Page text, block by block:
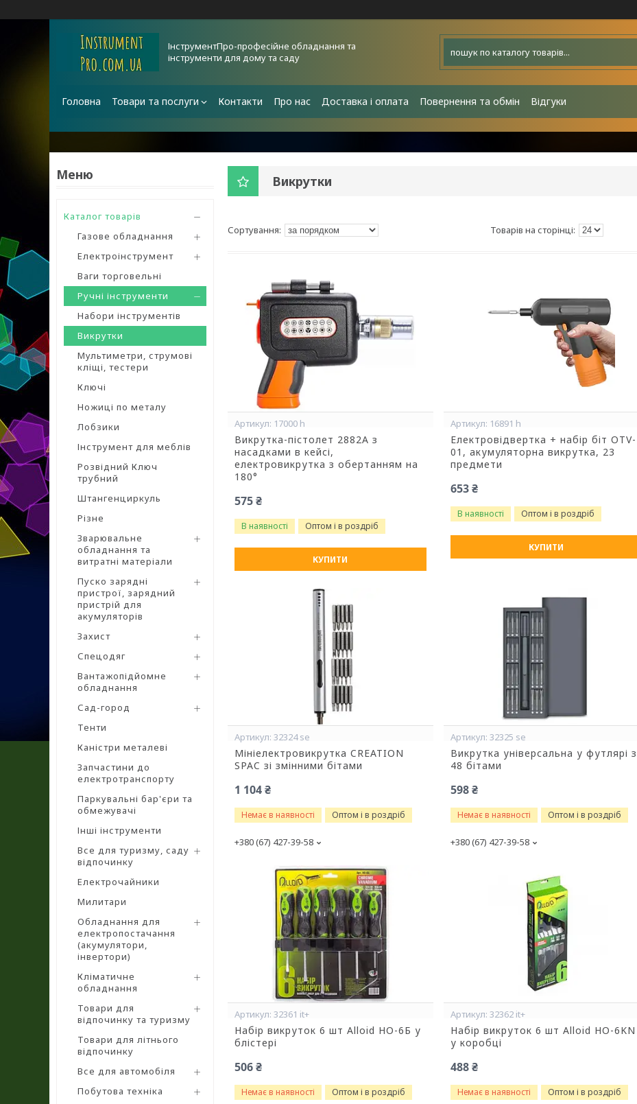
ІнструментПро-професійне обладнання та
інструменти для дому та саду
Головна Товари та послуги Контакти Про нас Доставка і оплата Повернення та обмін Відгуки
Каталог товарів
Газове обладнання
Електроінструмент
Ваги торговельні
Ручні інструменти
Набори інструментів
Викрутки
Мультиметри, струмові
кліщі, тестери
Ключі
Ножиці по металу
Лобзики
Інструмент для меблів
Розвідний Ключ
трубний
Штангенциркуль
Різне
Зварювальне
обладнання та
витратні матеріали
Пуско зарядні
пристрої, зарядний
пристрій для
акумуляторів
Захист
Спецодяг
Вантажопідйомне
обладнання
Сад-город
Тенти
Каністри металеві
Запчастини до
електротранспорту
Паркувальні бар'єри та
обмежувачі
Інші інструменти
Все для туризму, саду
відпочинку
Електрочайники
Милитари
Обладнання для
електропостачання
(акумулятори,
інвертори)
Кліматичне
обладнання
Товари для
відпочинку та туризму
Товари для літнього
відпочинку
Все для автомобіля
Побутова техніка
Викрутки
17000 h
Викрутка-пістолет 2882A з
насадками в кейсі,
електровикрутка з обертанням на
180°
575 ₴
В наявності Оптом і в роздріб
КУПИТИ
16891 h
Електровідвертка + набір біт OTV-
01, акумуляторна викрутка, 23
предмети
653 ₴
В наявності Оптом і в роздріб
КУПИТИ
32324 se
Мініелектровикрутка CREATION
SPAC зі змінними бітами
1 104 ₴
Немає в наявності Оптом і в роздріб
+380 (67) 427-39-58
32325 se
Викрутка універсальна у футлярі з
48 бітами
598 ₴
Немає в наявності Оптом і в роздріб
+380 (67) 427-39-58
32361 it+
Набір викруток 6 шт Alloid НО-6Б у
блістері
506 ₴
Немає в наявності Оптом і в роздріб
32362 it+
Набір викруток 6 шт Alloid НО-6KN
у коробці
488 ₴
Немає в наявності Оптом і в роздріб